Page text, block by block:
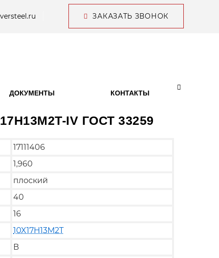
ЗАКАЗАТЬ ЗВОНОК
ДОКУМЕНТЫ КОНТАКТЫ
IV ГОСТ 33259
17111406
1,960
плоский
40
16
10X17H13M2T
В